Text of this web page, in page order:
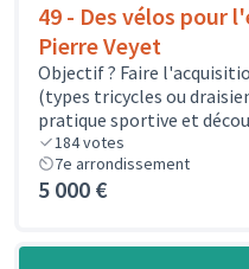
49 - Des vélos pour
Pierre Veyet
Objectif ? Faire
(types tricycles ou
pratique sportive et
184votes
7e arrondissement
5 000 €